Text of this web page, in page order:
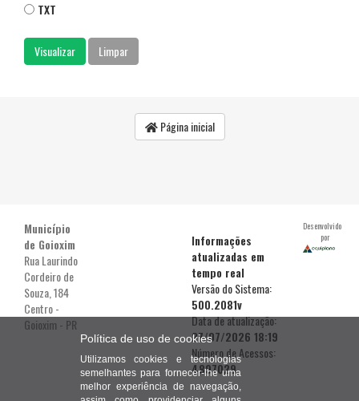
TXT
Página inicial
Política de uso de cookies
Utilizamos cookies e tecnologias
semelhantes para fornecer-lhe uma
melhor experiência de navegação,
Município
de Goioxim
Rua Laurindo
Cordeiro de
Souza, 184
Centro -
Goioxim - PR
Informações
atualizadas em
tempo real
Versão do Sistema:
500.2081v
Data de atualização:
27/07/2026 18:19
Número de Acessos:
4897029
Desenvolvido
por